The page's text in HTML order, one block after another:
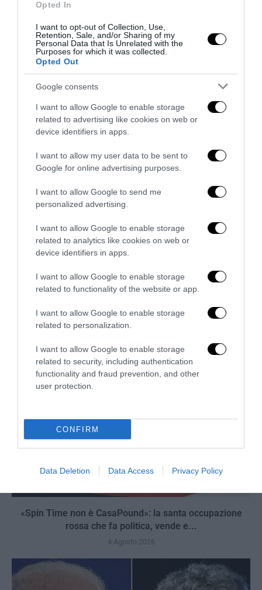
Opted In
I want to opt-out of Collection, Use,
Retention, Sale, and/or Sharing of my
Personal Data that Is Unrelated with the
Purposes for which it was collected.
Opted Out
Google consents
I want to allow Google to enable storage
related to advertising like cookies on web or
device identifiers in apps.
I want to allow my user data to be sent to
Google for online advertising purposes.
I want to allow Google to send me
personalized advertising.
I want to allow Google to enable storage
related to analytics like cookies on web or
device identifiers in apps.
I want to allow Google to enable storage
related to functionality of the website or app.
I want to allow Google to enable storage
related to personalization.
I want to allow Google to enable storage
related to security, including authentication
functionality and fraud prevention, and other
user protection.
CONFIRM
Data Deletion Data Access Privacy Policy
La Camera boccia il patentino antifascista per parlare a
Montecitorio: palo clamoroso del Pd
La sinistra è così serva delle toghe da odiare persino il
5 Agosto 2026
«Spin Time non è CasaPound»: la santa occupazione
rossa che fa politica, vende e...
4 Agosto 2026